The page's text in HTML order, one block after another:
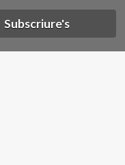
Subscriure's